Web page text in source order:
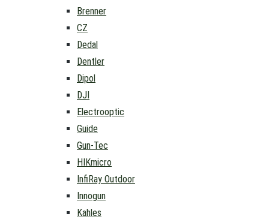
Brenner
CZ
Dedal
Dentler
Dipol
DJI
Electrooptic
Guide
Gun-Tec
HIKmicro
InfiRay Outdoor
Innogun
Kahles